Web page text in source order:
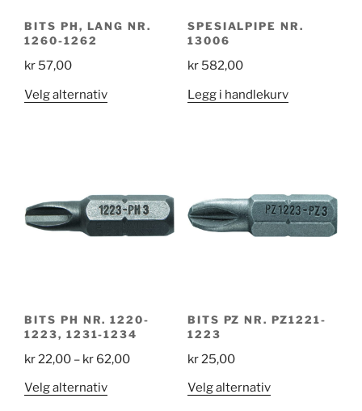
BITS PH, LANG NR.
1260-1262
kr 57,00
Velg alternativDette
kan
SPESIALPIPE NR.
13006
kr582,00
Legg i handlekurv
BITS PH NR. 1220-
1223, 1231-1234
kr22,00 – kr 62,00Price
Velg alternativDette
BITS PZ NR. PZ1221-
1223
kr25,00
Velg alternativDette